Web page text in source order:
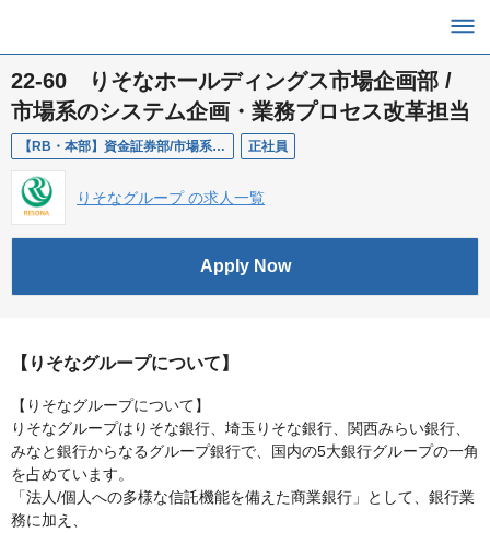
22-60 りそなホールディングス市場企画部 /
市場系のシステム企画・業務プロセス改革担当
【RB・本部】資金証券部/市場系のシステム企画・業務プロセス改革担当 正社員
りそなグループ の求人一覧
Apply Now
【りそなグループについて】
【りそなグループについて】
りそなグループはりそな銀行、埼玉りそな銀行、関西みらい銀行、
みなと銀行からなるグループ銀行で、国内の5大銀行グループの一角
を占めています。
「法人/個人への多様な信託機能を備えた商業銀行」として、銀行業
務に加え、